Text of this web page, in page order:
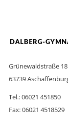
DALBERG-
Grünewaldstraße 18
63739
Tel.: 06021 451850
Fax: 06021 4518529